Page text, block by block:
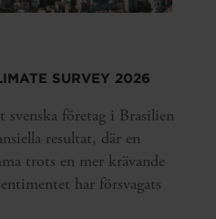
SURVEY 2026
företag i Brasilien
resultat, där en
trots en mer krävande
har försvagats